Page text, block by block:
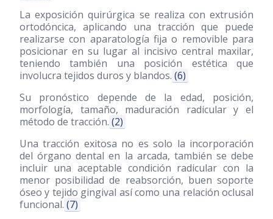
La exposición quirúrgica se realiza con extrusión
ortodóncica, aplicando una tracción que puede
realizarse con aparatología fija o removible para
posicionar en su lugar al incisivo central maxilar,
teniendo también una posición estética que
involucra tejidos duros y blandos. (6)
Su pronóstico depende de la edad, posición,
morfología, tamaño, maduración radicular y el
método de tracción. (2)
Una tracción exitosa no es solo la incorporación
del órgano dental en la arcada, también se debe
incluir una aceptable condición radicular con la
menor posibilidad de reabsorción, buen soporte
óseo y tejido gingival así como una relación oclusal
funcional. (7)